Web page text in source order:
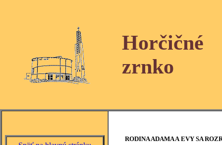
Horčičné
zrnko
RODINA ADAMA A EVY SA